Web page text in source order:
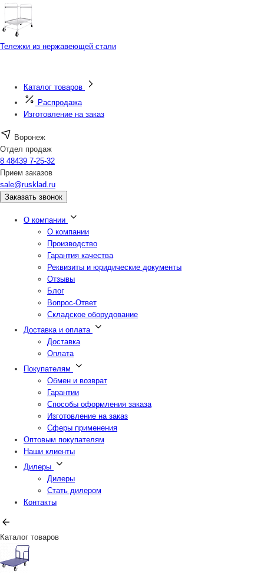
Тележки из нержавеющей стали
Каталог товаров
Распродажа
Изготовление на заказ
Воронеж
Отдел продаж
8 48439 7-25-32
Прием заказов
sale@rusklad.ru
Заказать звонок
О компании
О компании
Производство
Гарантия качества
Реквизиты и юридические документы
Отзывы
Блог
Вопрос-Ответ
Складское оборудование
Доставка и оплата
Доставка
Оплата
Покупателям
Обмен и возврат
Гарантии
Способы оформления заказа
Изготовление на заказ
Сферы применения
Оптовым покупателям
Наши клиенты
Дилеры
Дилеры
Стать дилером
Контакты
Каталог товаров